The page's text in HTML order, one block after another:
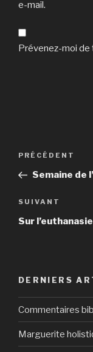
e-mail.
Prévenez-moi de
Navigation
l’article
Article
précédent
PRÉCÉDENT
Semaine de
Article
suivant
SUIVANT
Sur l’euthanasie
DERNIERS
Commentaires
Marguerite